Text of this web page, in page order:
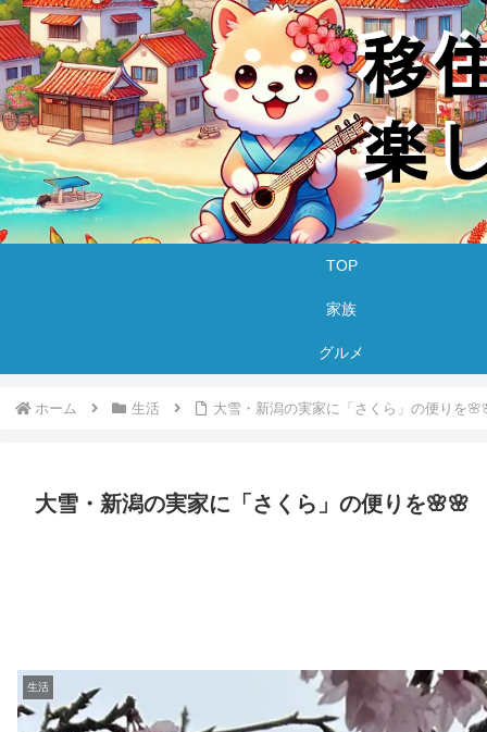
TOP
家族
グルメ
ホーム 生活 大雪・新潟の実家に「さくら」の便りを
大雪・新潟の実家に「さくら」の便りを🌸🌸
生活